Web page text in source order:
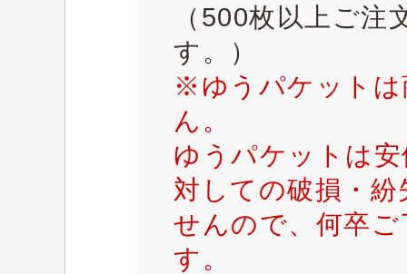
（500枚以上ご
す。）
※ゆうパケットは
ん。
ゆうパケットは
対しての破損・
せんので、何卒
す。